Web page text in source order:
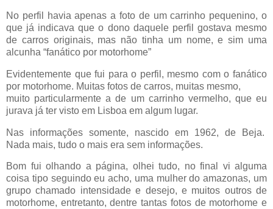
No perfil havia apenas a foto de um carrinho pequenino, o
que já indicava que o dono daquele perfil gostava mesmo
de carros originais, mas não tinha um nome, e sim uma
alcunha “fanático por motorhome”
Evidentemente que fui para o perfil, mesmo com o fanático
por motorhome. Muitas fotos de carros, muitas mesmo,
muito particularmente a de um carrinho vermelho, que eu
jurava já ter visto em Lisboa em algum lugar.
Nas informações somente, nascido em 1962, de Beja.
Nada mais, tudo o mais era sem informações.
Bom fui olhando a página, olhei tudo, no final vi alguma
coisa tipo seguindo eu acho, uma mulher do amazonas, um
grupo chamado intensidade e desejo, e muitos outros de
motorhome, entretanto, dentre tantas fotos de motorhome e